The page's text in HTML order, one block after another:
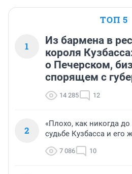
ТОП 5
1
Из бармена в
короля
о Печерском,
спорящем с
14 285 12
2
«Плохо, как никогда до
судьбе Кузбасса и его
7 086 10